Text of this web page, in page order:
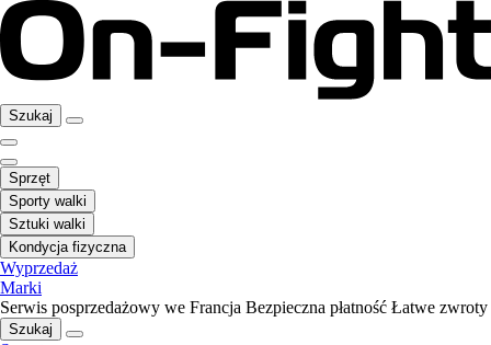
Szukaj
Sprzęt
Sporty walki
Sztuki walki
Kondycja fizyczna
Wyprzedaż
Marki
Serwis posprzedażowy we Francja Bezpieczna płatność Łatwe zwroty
Szukaj